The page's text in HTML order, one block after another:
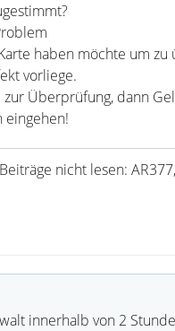
haben möchte um
vorliege.
Überprüfung, dann
eingehen!
nicht lesen:
innerhalb von 2